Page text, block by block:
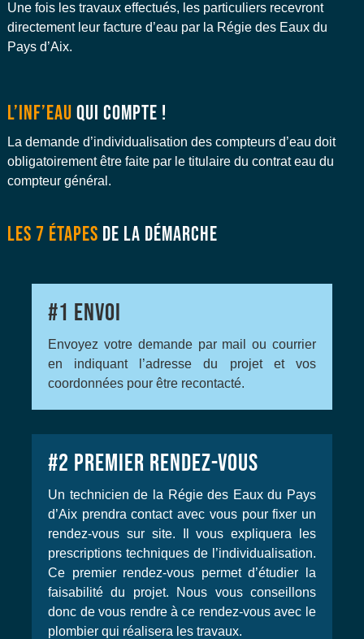
Une fois les travaux effectués, les particuliers recevront
directement leur facture d’eau par la Régie des Eaux du
Pays d’Aix.
L’INF’EAUQUI COMPTE !
La demande d’individualisation des compteurs d’eau doit
obligatoirement être faite par le titulaire du contrat eau du
compteur général.
LES 7 ÉTAPES DE LA DÉMARCHE
#1 ENVOI
Envoyez votre demande par mail ou courrier
en indiquant l’adresse du projet et vos
coordonnées pour être recontacté.
#2 PREMIER RENDEZ-VOUS
Un technicien de la Régie des Eaux du Pays
d’Aix prendra contact avec vous pour fixer un
rendez-vous sur site. Il vous expliquera les
prescriptions techniques de l’individualisation.
Ce premier rendez-vous permet d’étudier la
faisabilité du projet. Nous vous conseillons
donc de vous rendre à ce rendez-vous avec le
plombier qui réalisera les travaux.